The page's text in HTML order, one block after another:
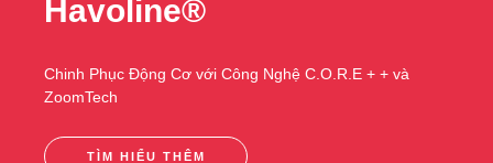
DÒNG SẢN PHẨM MỚI VÀ NẦNG CẤP CHO XE MÁY TỪ
Havoline®
Chinh Phục Động Cơ với Công Nghệ C.O.R.E + + và